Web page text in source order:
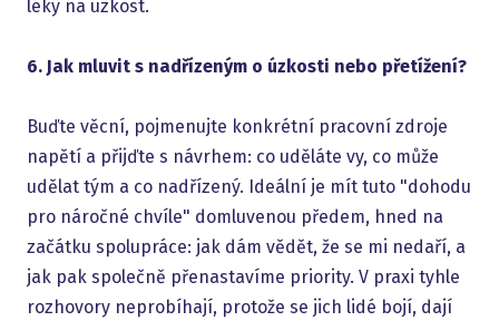
léky na úzkost.
6. Jak mluvit s nadřízeným o úzkosti nebo přetížení?
Buďte věcní, pojmenujte konkrétní pracovní zdroje
napětí a přijďte s návrhem: co uděláte vy, co může
udělat tým a co nadřízený. Ideální je mít tuto "dohodu
pro náročné chvíle" domluvenou předem, hned na
začátku spolupráce: jak dám vědět, že se mi nedaří, a
jak pak společně přenastavíme priority. V praxi tyhle
rozhovory neprobíhají, protože se jich lidé bojí, dají